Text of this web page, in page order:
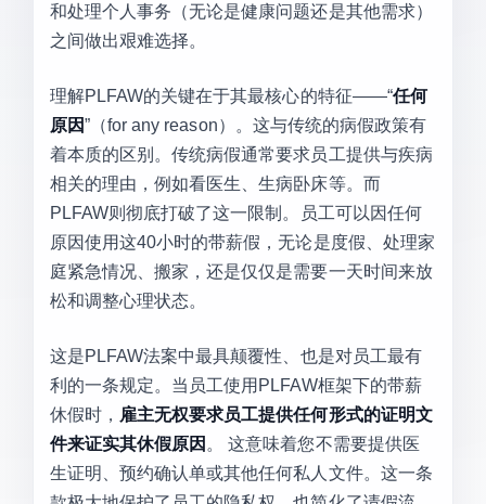
和处理个人事务（无论是健康问题还是其他需求）
之间做出艰难选择。
理解PLFAW的关键在于其最核心的特征——“任何
原因”（for any reason）。这与传统的病假政策有
着本质的区别。传统病假通常要求员工提供与疾病
相关的理由，例如看医生、生病卧床等。而
PLFAW则彻底打破了这一限制。员工可以因任何
原因使用这40小时的带薪假，无论是度假、处理家
庭紧急情况、搬家，还是仅仅是需要一天时间来放
松和调整心理状态。
这是PLFAW法案中最具颠覆性、也是对员工最有
利的一条规定。当员工使用PLFAW框架下的带薪
休假时， 雇主无权要求员工提供任何形式的证明文
件来证实其休假原因 。 这意味着您不需要提供医
生证明、预约确认单或其他任何私人文件。这一条